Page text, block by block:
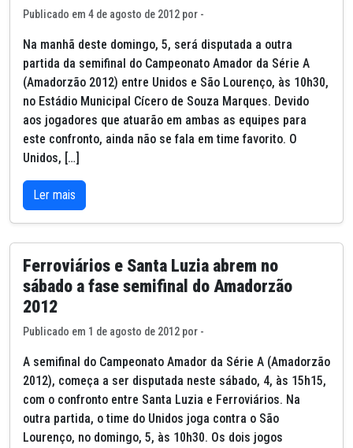
Publicado em 4 de agosto de 2012 por -
Na manhã deste domingo, 5, será disputada a outra
partida da semifinal do Campeonato Amador da Série A
(Amadorzão 2012) entre Unidos e São Lourenço, às 10h30,
no Estádio Municipal Cícero de Souza Marques. Devido
aos jogadores que atuarão em ambas as equipes para
este confronto, ainda não se fala em time favorito. O
Unidos, […]
Ler mais
Ferroviários e Santa Luzia abrem no
sábado a fase semifinal do Amadorzão
2012
Publicado em 1 de agosto de 2012 por -
A semifinal do Campeonato Amador da Série A (Amadorzão
2012), começa a ser disputada neste sábado, 4, às 15h15,
com o confronto entre Santa Luzia e Ferroviários. Na
outra partida, o time do Unidos joga contra o São
Lourenço, no domingo, 5, às 10h30. Os dois jogos